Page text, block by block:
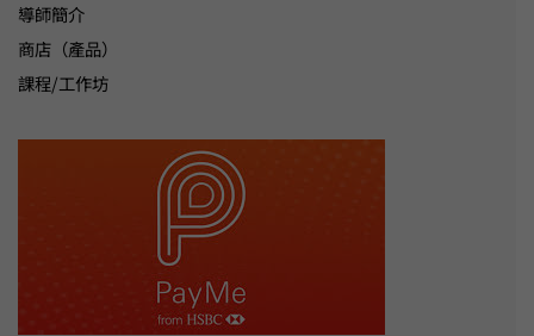
導師簡介
商店（產品）
課程/工作坊